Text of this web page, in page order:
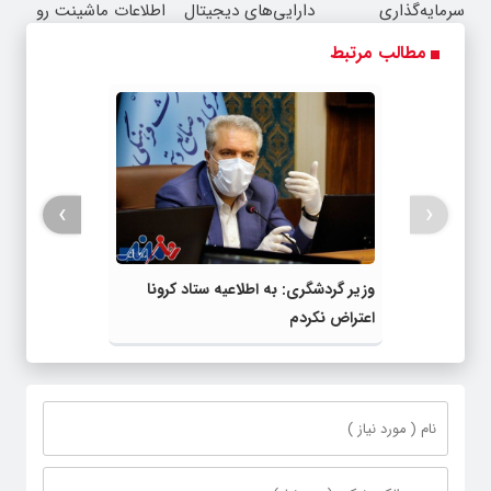
سرمایه‌گذاری
دارایی‌های دیجیتال
اطلاعات ماشینت رو
مطالب مرتبط
وزیر گردشگری: به اطلاعیه ستاد کرونا
اعتراض نکردم
‹
›